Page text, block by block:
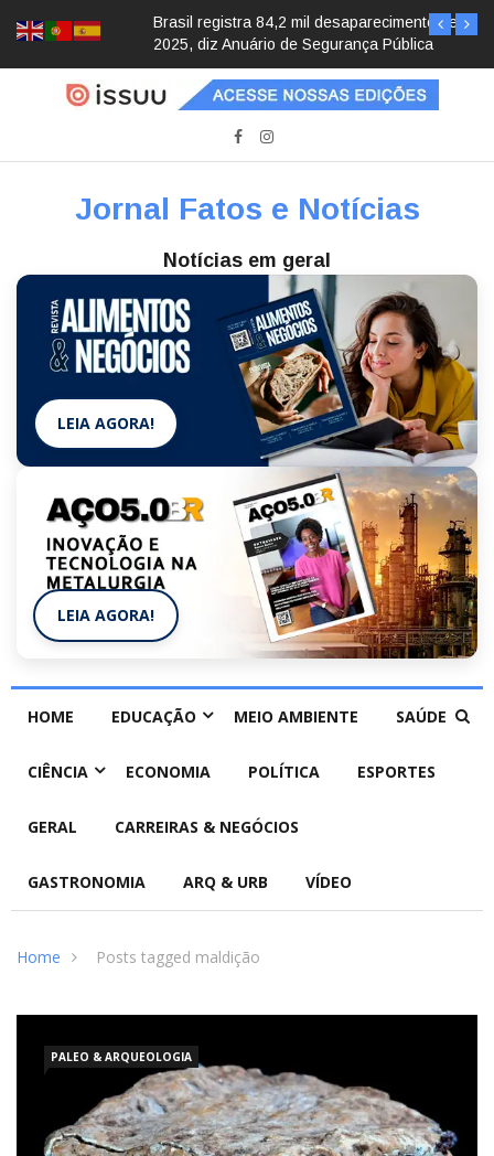
Brasil registra 84,2 mil desaparecimentos em
2025, diz Anuário de Segurança Pública
Jornal Fatos e Notícias
Notícias em geral
LEIA AGORA!
LEIA AGORA!
HOME EDUCAÇÃO MEIO AMBIENTE SAÚDE
CIÊNCIA ECONOMIA POLÍTICA ESPORTES
GERAL CARREIRAS & NEGÓCIOS
GASTRONOMIA ARQ & URB VÍDEO
Home Posts tagged maldição
PALEO & ARQUEOLOGIA